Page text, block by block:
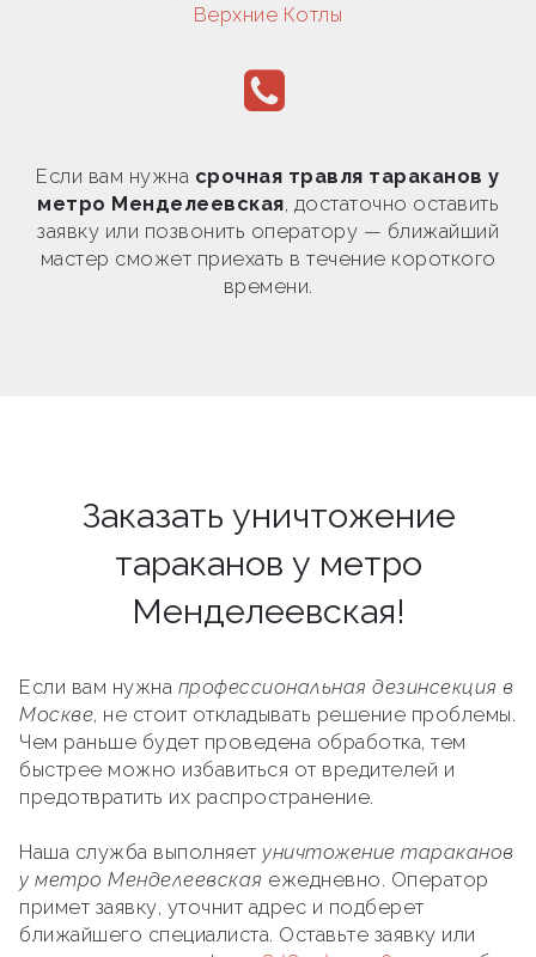
Верхние Котлы
Если вам нужна срочная травля тараканов у
метро Менделеевская, достаточно оставить
заявку или позвонить оператору — ближайший
мастер сможет приехать в течение короткого
времени.
Заказать уничтожение
тараканов у метро
Менделеевская!
Если вам нужна профессиональная дезинсекция в
Москве, не стоит откладывать решение проблемы.
Чем раньше будет проведена обработка, тем
быстрее можно избавиться от вредителей и
предотвратить их распространение.
Наша служба выполняет уничтожение тараканов
у метро Менделеевская ежедневно. Оператор
примет заявку, уточнит адрес и подберет
ближайшего специалиста. Оставьте заявку или